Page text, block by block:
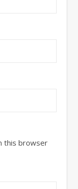
this browser